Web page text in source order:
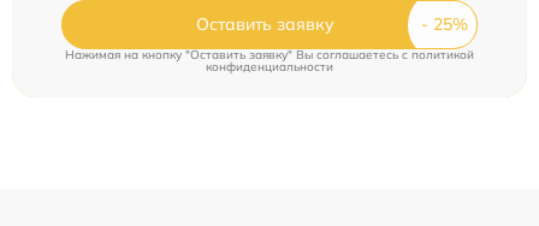
Оставить заявку
Нажимая на кнопку "Оставить заявку" Вы соглашаетесь cполитикой
конфиденциальности